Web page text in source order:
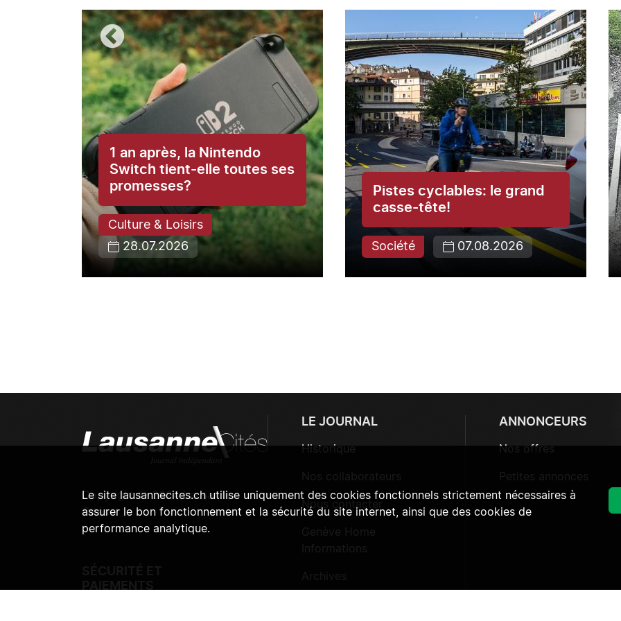
1 an après, la Nintendo
Switch tient-elle toutes ses
promesses?
Culture & Loisirs
28.07.2026
Pistes cyclables: le grand
casse-tête!
Société 07.08.2026
Copyright © 2024 Lausanne
Cités
LE JOURNAL
Historique
Nous contacter
ANNONCEURS
Nos offres
Le site lausannecites.ch utilise uniquement des cookies fonctionnels strictement nécessaires à
assurer le bon fonctionnement et la sécurité du site internet, ainsi que des cookies de
performance analytique.